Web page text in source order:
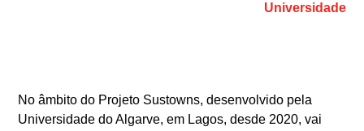
Universidade
No âmbito do Projeto Sustowns, desenvolvido pela
Universidade do Algarve, em Lagos, desde 2020, vai